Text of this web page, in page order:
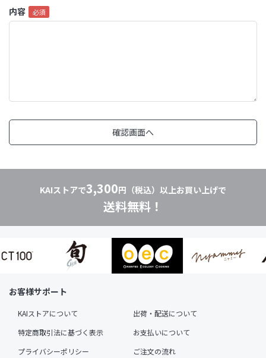
内容
KAIストアで3,300円（税込）以上お買い上げで
送料無料！
お客様サポート
KAIストアについて
出荷・配送について
特定商取引法に基づく表示
お支払いについて
プライバシーポリシー
ご注文の流れ